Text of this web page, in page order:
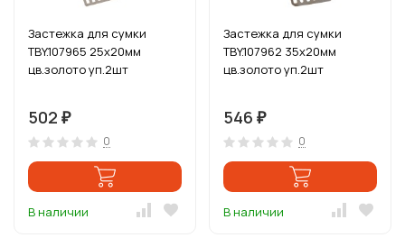
Застежка для сумки
TBY.107965 25х20мм
цв.золото уп.2шт
502 ₽
0
В наличии
Застежка для сумки
TBY.107962 35х20мм
цв.золото уп.2шт
546 ₽
0
В наличии